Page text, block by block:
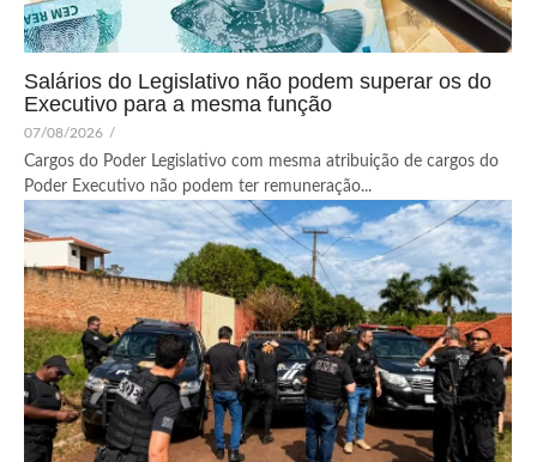
Salários do Legislativo não podem superar os do
Executivo para a mesma função
07/08/2026 /
Cargos do Poder Legislativo com mesma atribuição de cargos do
Poder Executivo não podem ter remuneração...